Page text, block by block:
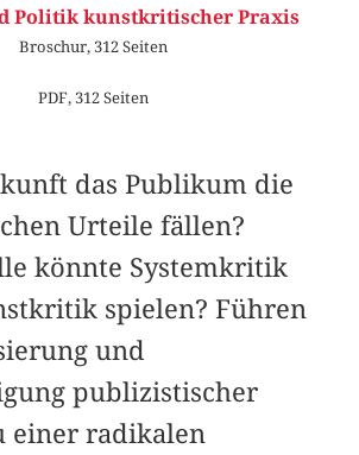
Politik kunstkritischer Praxis
Broschur, 312 Seiten
PDF, 312 Seiten
das Publikum die
Urteile fällen?
könnte Systemkritik
spielen? Führen
und
publizistischer
einer radikalen